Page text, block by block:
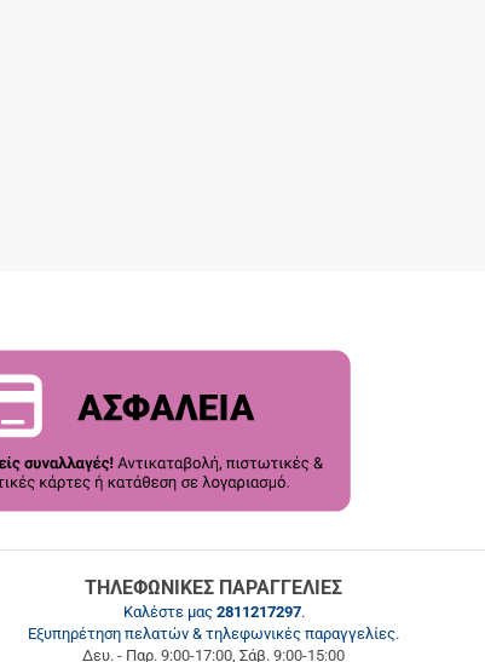
ΤΗΛΕΦΩΝΙΚΕΣ ΠΑΡΑΓΓΕΛΙΕΣ
Καλέστε μας 2811217297.
Εξυπηρέτηση πελατών & τηλεφωνικές παραγγελίες.
Δευ. - Παρ. 9:00-17:00, Σάβ. 9:00-15:00